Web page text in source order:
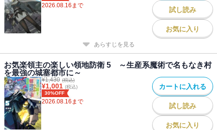
2026.08.16 まで
試し読み
お気に入り
あらすじを見る
お気楽領主の楽しい領地防衛 5 ～生産系魔術で名もなき村
を最強の城塞都市に～
¥1,430 (税込)
¥1,001 (税込)
30%OFF
2026.08.16 まで
カートに入れる
試し読み
お気に入り